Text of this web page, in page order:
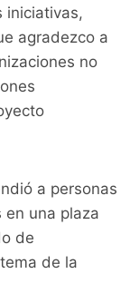
iniciativas,
agradezco a
no
a personas
en una plaza
de
de la